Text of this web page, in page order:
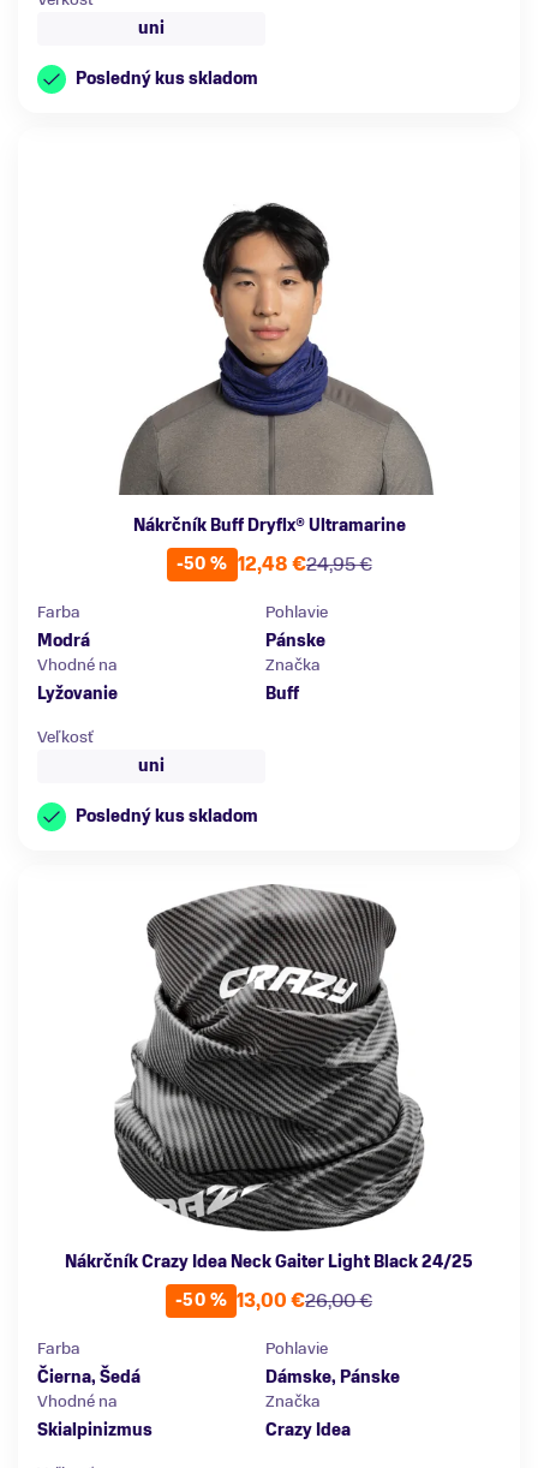
uni
Posledný kus skladom
Nákrčník Buff Dryflx® Ultramarine
-50 %
24,95 €
12,48 €
Farba
Modrá
Pohlavie
Pánske
Vhodné na
Lyžovanie
Značka
Buff
Veľkosť
uni
Posledný kus skladom
Nákrčník Crazy Idea Neck Gaiter Light Black 24/25
-50 %
26,00 €
13,00 €
Farba
Čierna, Šedá
Pohlavie
Dámske, Pánske
Vhodné na
Skialpinizmus
Značka
Crazy Idea